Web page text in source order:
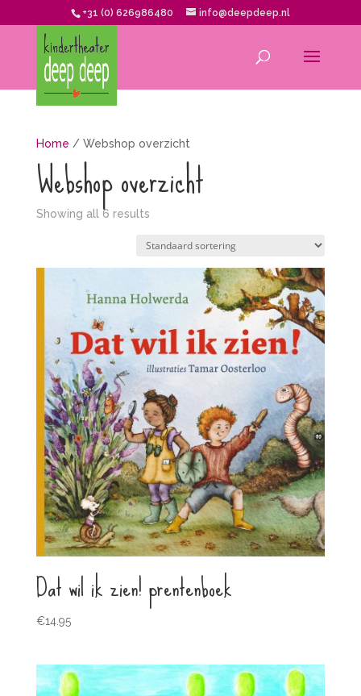
+31 (0) 626986480 info@deepdeep.nl
Home / Webshop overzicht
Webshop overzicht
Showing all 6 results
Dat wil ik zien! prentenboek
€14.95